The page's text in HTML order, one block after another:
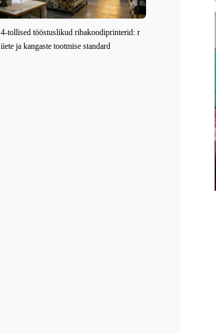
4-tollised tööstuslikud ribakoodiprinterid: r
iiete ja kangaste tootmise standard